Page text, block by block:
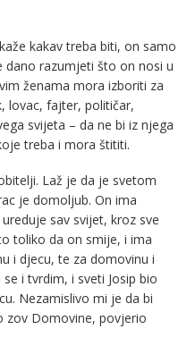
kakav treba biti, on samo
dano razumjeti što on nosi u
ženama mora izboriti za
lovac, fajter, političar,
svijeta – da ne bi iz njega
treba i mora štititi.
Laž je da je svetom
je domoljub. On ima
sav svijet, kroz sve
toliko da on smije, i ima
i djecu, te za domovinu i
i tvrdim, i sveti Josip bio
Nezamislivo mi je da bi
zov Domovine, povjerio